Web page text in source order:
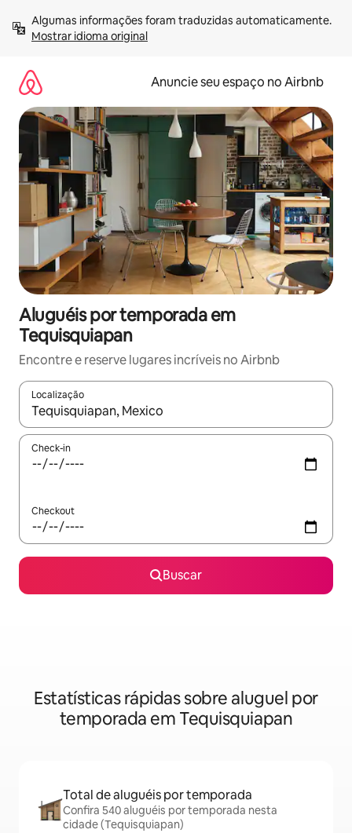
para
Mostrar idioma original
Anuncie seu espaço no Airbnb
Aluguéis por temporada em
Tequisquiapan
Encontre e reserve lugares incríveis no Airbnb
Localização
Quando os resultados estiverem disponíveis, explore-os
Check-in
Checkout
Buscar
Estatísticas rápidas sobre aluguel por
temporada em Tequisquiapan
Total de aluguéis por temporada
Confira 540 aluguéis por temporada nesta
cidade (Tequisquiapan)